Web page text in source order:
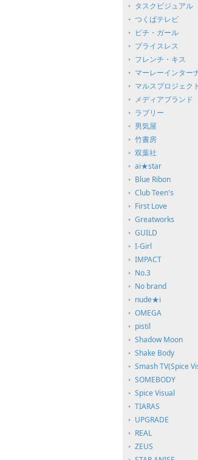
タスクビジュアル
つくばテレビ
ピチ・ガール
プライスレス
フレンチ・キス
マーレーインター
マルスプロジェクト
メディアブランド
ラブリー
男気屋
竹書房
双葉社
ai★star
Blue Ribon
Club Teen's
First Love
Greatworks
GUILD
I-Girl
IMPACT
No.3
No brand
nude★i
OMEGA
pistil
Shadow Moon
Shake Body
Smash TV(Spice
SOMEBODY
Spice Visual
TIARAS
UPGRADE
REAL
ZEUS